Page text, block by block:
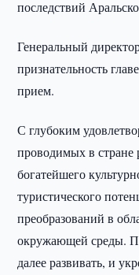
последствий
Генеральный
признательность
прием.
С глубоким
проводимых в стране
богатейшего
туристического
преобразований в
окружающей среды.
далее развивать, и